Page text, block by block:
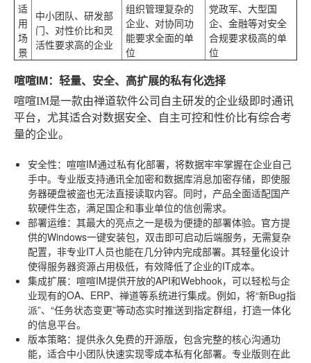
适
用
场
景
中小团队、研发部
门、对性价比和灵
活性要求高的企业
组织管理复杂的
企业、对协同功
能要求全面的单
位
党政军、大型国
企、金融等对安全
合规要求极高的单
位
喧喧IM：轻量、安全、高扩展的私有化选择
喧喧IM是一款由禅道软件公司自主研发的企业级即时通讯
平台，尤其适合对数据安全、自主可控和性价比有综合考
量的企业。
安全性：喧喧IM通过私有化部署，将数据牢牢掌握在企业自己
手中。专业版支持通讯全加密和数据库消息加密存储，即使服
务器硬盘被盗也无法直接读取内容。同时，产品全面适配国产
软硬件生态，满足国企和事业单位的信创需求。
部署运维：其最大的亮点之一是极为便捷的部署体验。官方提
供的Windows一键安装包，双击即可启动后端服务，无需复杂
配置，非专业IT人员也能在几分钟内完成部署。其轻量化设计
使得服务器资源占用极低，有效降低了企业的IT成本。
集成扩展：喧喧IM提供开放的API和Webhook，可以轻松与企
业现有的OA、ERP、禅道等系统进行集成。例如，将“新Bug指
派”、“任务状态变更”等动态实时推送到指定群组，打造一体化
的信息平台。
版本策略：提供永久免费的开源版，包含完整的核心沟通功
能，适合中小团队快速实现零成本私有化部署。专业版则在此